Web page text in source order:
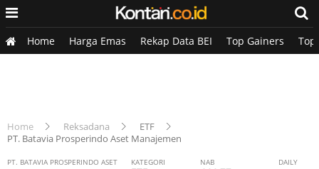
Home Harga Emas Rekap Data BEI Top Gainers Top
Home Reksadana
ETF
PT. Batavia Prosperindo Aset Manajemen
PT. BATAVIA PROSPERINDO ASET
KATEGORI NAB
DAILY